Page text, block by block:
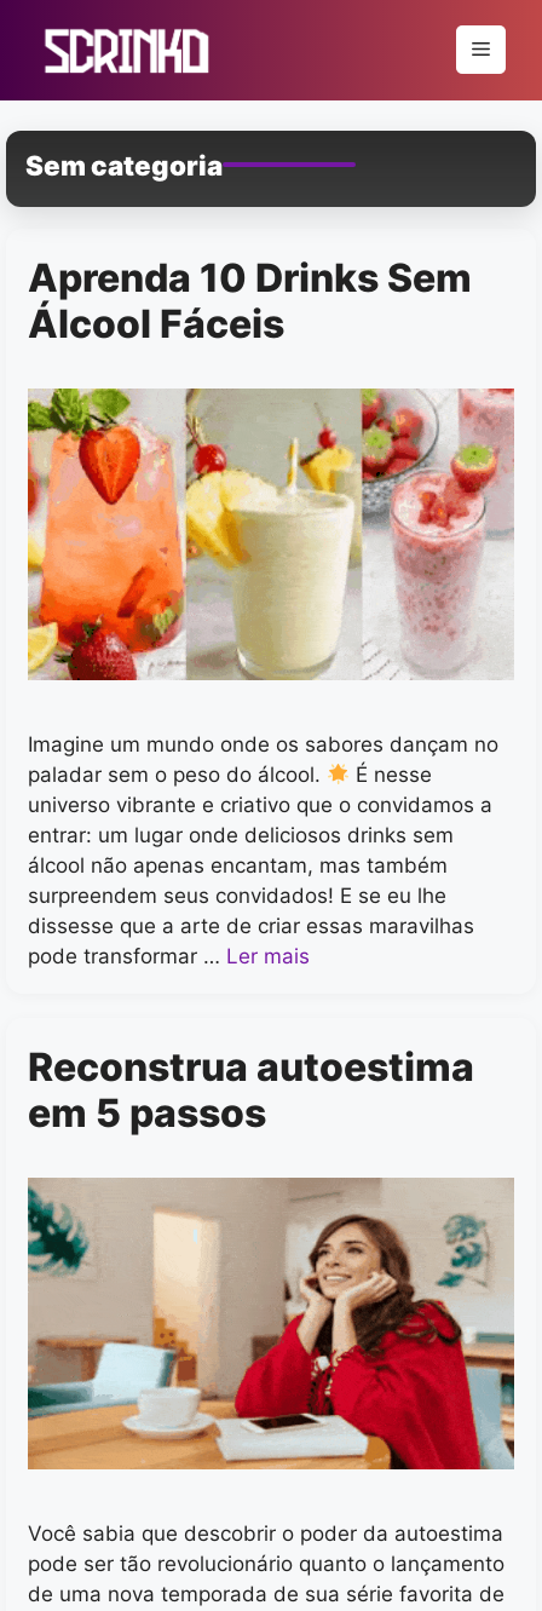
conteúdo
Menu
Sem categoria
Aprenda 10 Drinks Sem
Álcool Fáceis
Imagine um mundo onde os sabores dançam no
paladar sem o peso do álcool.
É nesse
universo vibrante e criativo que o convidamos a
entrar: um lugar onde deliciosos drinks sem
álcool não apenas encantam, mas também
surpreendem seus convidados! E se eu lhe
dissesse que a arte de criar essas maravilhas
pode transformar … Ler mais
Reconstrua autoestima
em 5 passos
Você sabia que descobrir o poder da autoestima
pode ser tão revolucionário quanto o lançamento
de uma nova temporada de sua série favorita de